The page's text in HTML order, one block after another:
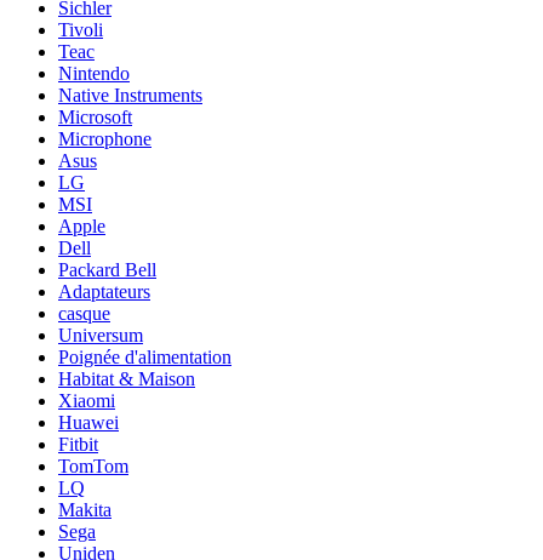
Sichler
Tivoli
Teac
Nintendo
Native Instruments
Microsoft
Microphone
Asus
LG
MSI
Apple
Dell
Packard Bell
Adaptateurs
casque
Universum
Poignée d'alimentation
Habitat & Maison
Xiaomi
Huawei
Fitbit
TomTom
LQ
Makita
Sega
Uniden